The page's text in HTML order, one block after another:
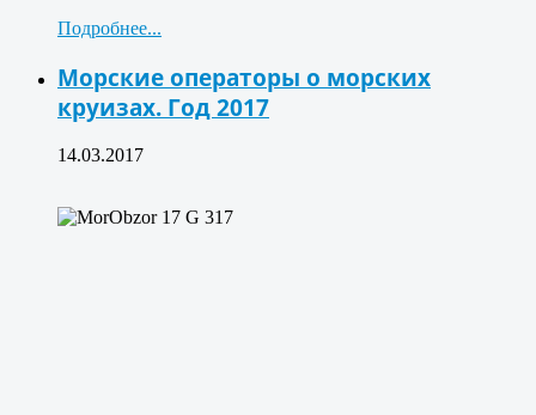
Подробнее...
Морские операторы о морских
круизах. Год 2017
14.03.2017